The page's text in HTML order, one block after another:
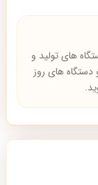
های تولید و
دستگاه های روز